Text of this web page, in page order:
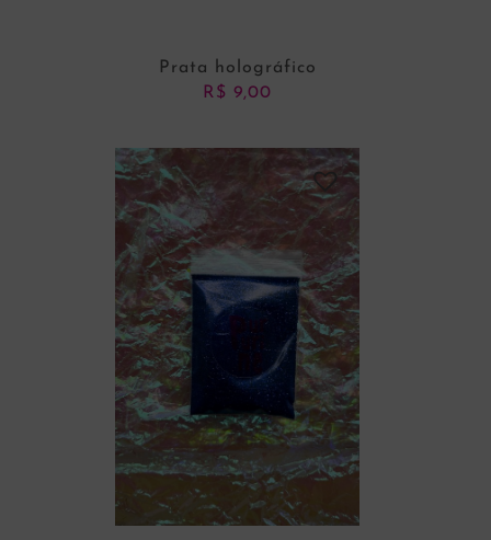
ADICIONAR AO CARRINHO
Prata holográfico
R$ 9,00